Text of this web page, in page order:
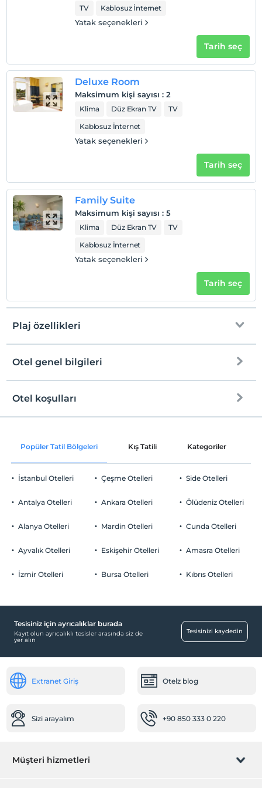
Haritada Göster
Otel koşulları
Check/in
En erken saat 12:00 ve sonrası
En geç saat 14:00 ve öncesi
Sigara
Odalarda sigara içilmez
Çocuklar
2 yaşına kadar olan bebekler ücretsizdir.
Her bir oda için 6 yaşına kadar 1 çocuk ücretsizdir
TV
Kablosuz İnternet
Yatak seçenekleri
Tarih seç
Deluxe Room
Maksimum kişi sayısı : 2
Klima Düz Ekran TV
TV
Kablosuz İnternet
Yatak seçenekleri
Tarih seç
Family Suite
Maksimum kişi sayısı : 5
Klima Düz Ekran TV
TV
Kablosuz İnternet
Yatak seçenekleri
Tarih seç
Plaj özellikleri
Denize Sıfır
Kum plaj
Otel genel bilgileri
Ortak alanlar ve tüm odalar
Otopark
Ücretsiz Özel Otopark
Sağlık
Aile odaları
Mağazalar
Otel koşulları
Check/in
Check/out
En geç saat 14:00 ve öncesi
Evcil Hayvan
2 yaşına kadar olan bebekler ücretsizdir.
Popüler Tatil Bölgeleri Kış Tatili Kategoriler
İstanbul Otelleri
Antalya Otelleri
Alanya Otelleri
Ayvalık Otelleri
İzmir Otelleri
Çeşme Otelleri
Ankara Otelleri
Mardin Otelleri
Eskişehir Otelleri
Bursa Otelleri
Side Otelleri
Ölüdeniz Otelleri
Cunda Otelleri
Amasra Otelleri
Kıbrıs Otelleri
Tesisiniz için ayrıcalıklar burada
Kayıt olun ayrıcalıklı tesisler arasında siz de
yer alın
Tesisinizi kaydedin
Extranet Giriş Otelz blog
Sizi arayalım +90 850 333 0 220
Müşteri hizmetleri